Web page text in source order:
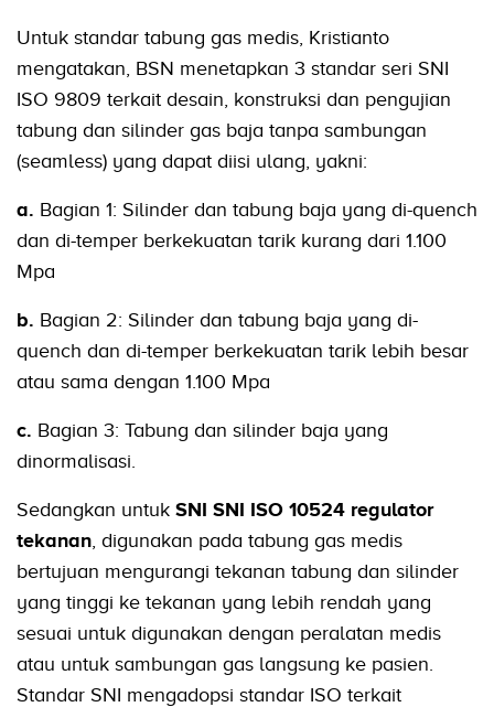
Untuk standar tabung gas medis, Kristianto
mengatakan, BSN menetapkan 3 standar seri SNI
ISO 9809 terkait desain, konstruksi dan pengujian
tabung dan silinder gas baja tanpa sambungan
(seamless) yang dapat diisi ulang, yakni:
a. Bagian 1: Silinder dan tabung baja yang di-quench
dan di-temper berkekuatan tarik kurang dari 1.100
Mpa
b. Bagian 2: Silinder dan tabung baja yang di-
quench dan di-temper berkekuatan tarik lebih besar
atau sama dengan 1.100 Mpa
c. Bagian 3: Tabung dan silinder baja yang
dinormalisasi.
Sedangkan untuk SNI SNI ISO 10524 regulator
tekanan , digunakan pada tabung gas medis
bertujuan mengurangi tekanan tabung dan silinder
yang tinggi ke tekanan yang lebih rendah yang
sesuai untuk digunakan dengan peralatan medis
atau untuk sambungan gas langsung ke pasien.
Standar SNI mengadopsi standar ISO terkait